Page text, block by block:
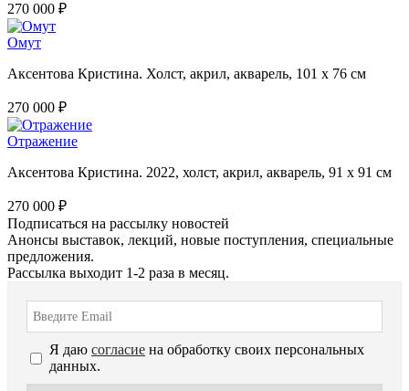
270 000 ₽
Омут
Аксентова Кристина. Холст, акрил, акварель, 101 х 76 см
270 000 ₽
Отражение
Аксентова Кристина. 2022, холст, акрил, акварель, 91 х 91 см
270 000 ₽
Подписаться на рассылку новостей
Анонсы выставок, лекций, новые поступления, специальные
предложения.
Рассылка выходит 1-2 раза в месяц.
Я даю согласие на обработку своих персональных
данных.